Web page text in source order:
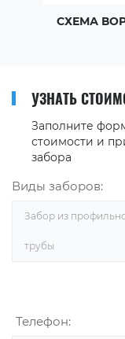
СХЕМА
УЗНАТЬ
Заполните
стоимости и
забора
Виды заборов:
Забор из
трубы
Телефон: